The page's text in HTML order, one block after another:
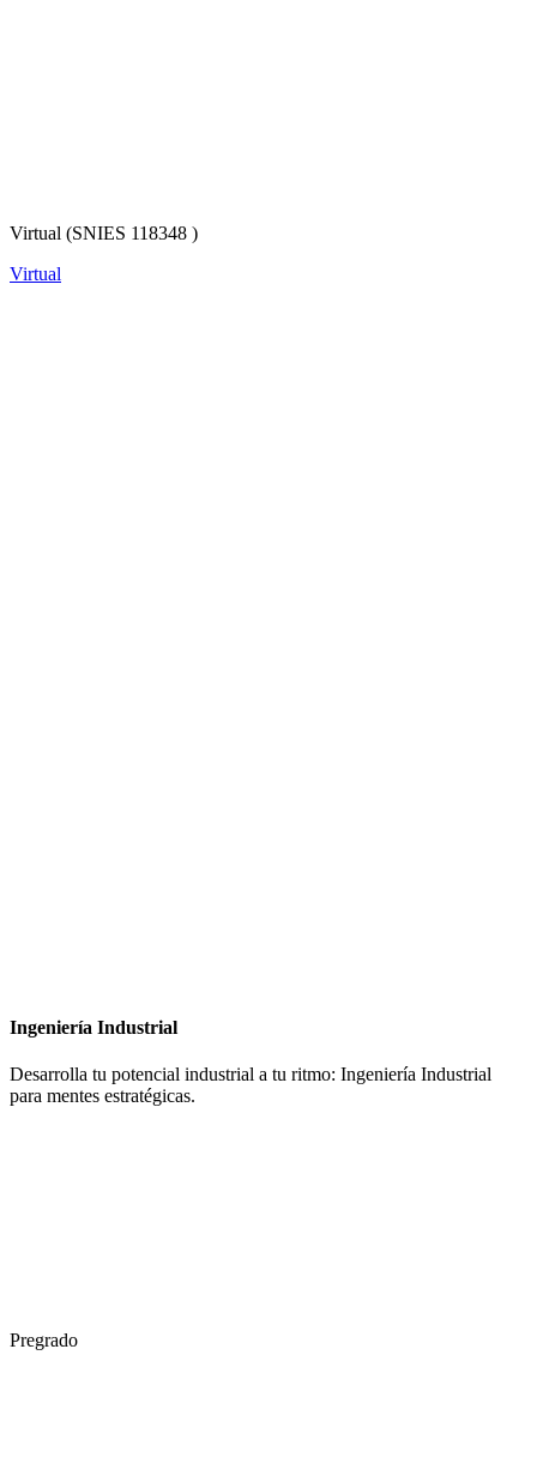
Virtual (SNIES 118348 )
Virtual
Ingeniería Industrial
Desarrolla tu potencial industrial a tu ritmo: Ingeniería Industrial
para mentes estratégicas.
Pregrado